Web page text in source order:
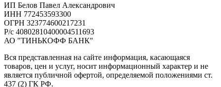
ИП Белов Павел Александрович
ИНН 772453593300
ОГРН 323774600217231
Р/с 40802810400004511693
АО "ТИНЬКОФФ БАНК"
Вся представленная на сайте информация, касающаяся
товаров, цен и услуг, носит информационный характер и не
является публичной офертой, определяемой положениями ст.
437 (2) ГК РФ.